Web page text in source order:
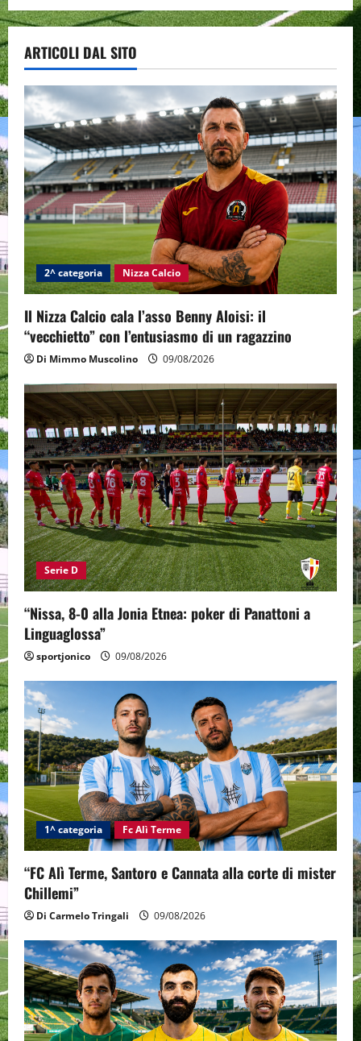
ARTICOLI DAL SITO
2^ categoria Nizza Calcio
Il Nizza Calcio cala l’asso Benny Aloisi: il
“vecchietto” con l’entusiasmo di un ragazzino
Di Mimmo Muscolino 09/08/2026
Serie D
“Nissa, 8-0 alla Jonia Etnea: poker di Panattoni a
Linguaglossa”
sportjonico 09/08/2026
1^ categoria Fc Alì Terme
“FC Alì Terme, Santoro e Cannata alla corte di mister
Chillemi”
Di Carmelo Tringali 09/08/2026